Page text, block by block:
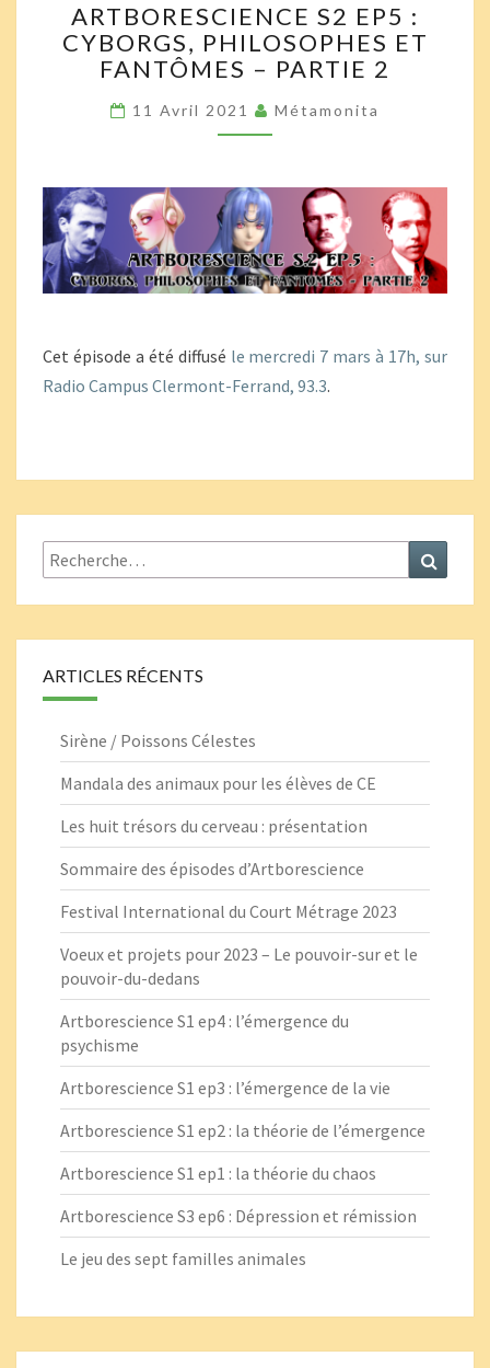
S2
EP5
PHILOSOPHES
ET
–
PARTIE
2
ARTBORESCIENCE S2 EP5 :
CYBORGS, PHILOSOPHES ET
FANTÔMES – PARTIE 2
11 Avril 2021 Métamonita
Cet épisode a été diffusé le mercredi 7 mars à 17h, sur
Radio Campus Clermont-Ferrand, 93.3.
Rechercher :
ARTICLES RÉCENTS
Sirène / Poissons Célestes
Mandala des animaux pour les élèves de CE
Les huit trésors du cerveau : présentation
Sommaire des épisodes d’Artborescience
Festival International du Court Métrage 2023
Voeux et projets pour 2023 – Le pouvoir-sur et le
pouvoir-du-dedans
Artborescience S1 ep4 : l’émergence du
psychisme
Artborescience S1 ep3 : l’émergence de la vie
Artborescience S1 ep2 : la théorie de l’émergence
Artborescience S1 ep1 : la théorie du chaos
Artborescience S3 ep6 : Dépression et rémission
Le jeu des sept familles animales